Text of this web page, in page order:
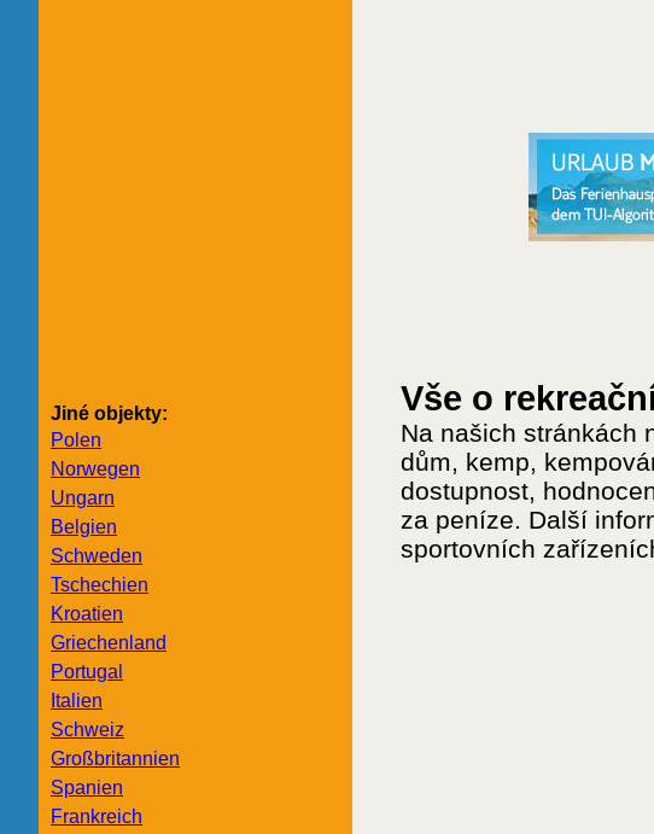
Vše o
Na našich stránkách
dům, kemp,
dostupnost,
za peníze. Další
sportovních
Jiné objekty:
Polen
Norwegen
Ungarn
Belgien
Schweden
Tschechien
Kroatien
Griechenland
Portugal
Italien
Schweiz
Großbritannien
Spanien
Frankreich